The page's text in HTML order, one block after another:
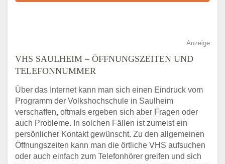
Anzeige
VHS SAULHEIM – ÖFFNUNGSZEITEN UND
TELEFONNUMMER
Über das Internet kann man sich einen Eindruck vom
Programm der Volkshochschule in Saulheim
verschaffen, oftmals ergeben sich aber Fragen oder
auch Probleme. In solchen Fällen ist zumeist ein
persönlicher Kontakt gewünscht. Zu den allgemeinen
Öffnungszeiten kann man die örtliche VHS aufsuchen
oder auch einfach zum Telefonhörer greifen und sich